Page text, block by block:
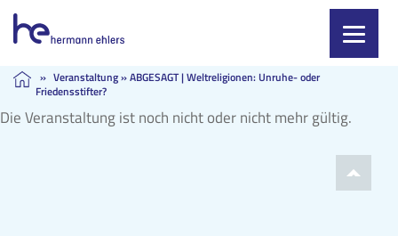
Skip
content
» Veranstaltung»ABGESAGT | Weltreligionen: Unruhe- oder
Friedensstifter?
Die Veranstaltung ist noch nicht oder nicht mehr gültig.